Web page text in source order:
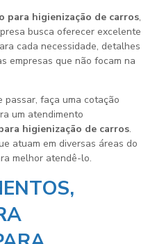
para higienização de carros,
busca oferecer excelente
cada necessidade, detalhes
empresas que não focam na
passar, faça uma cotação
um atendimento
higienização de carros.
atuam em diversas áreas do
melhor atendê-lo.